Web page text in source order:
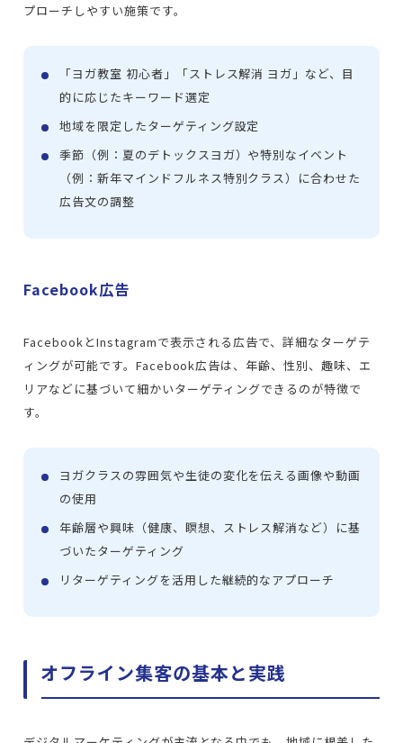
プローチしやすい施策です。
「ヨガ教室 初心者」「ストレス解消 ヨガ」など、目
的に応じたキーワード選定
地域を限定したターゲティング設定
季節（例：夏のデトックスヨガ）や特別なイベント
（例：新年マインドフルネス特別クラス）に合わせた
広告文の調整
Facebook広告
FacebookとInstagramで表示される広告で、詳細なターゲテ
ィングが可能です。Facebook広告は、年齢、性別、趣味、エ
リアなどに基づいて細かいターゲティングできるのが特徴で
す。
ヨガクラスの雰囲気や生徒の変化を伝える画像や動画
の使用
年齢層や興味（健康、瞑想、ストレス解消など）に基
づいたターゲティング
リターゲティングを活用した継続的なアプローチ
オフライン集客の基本と実践